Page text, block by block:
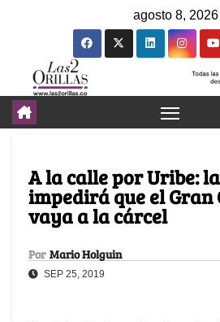
agosto 8, 2026
A la calle por Uribe:
impedirá que el Gran
vaya a la cárcel
Por Mario Holguin
SEP 25, 2019